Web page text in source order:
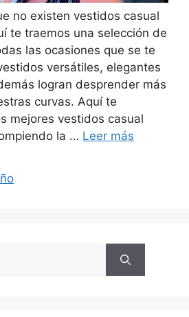
no existen vestidos casual
te traemos una selección de
las ocasiones que se te
versátiles, elegantes
logran desprender más
curvas. Aquí te
mejores vestidos casual
la … Leer más